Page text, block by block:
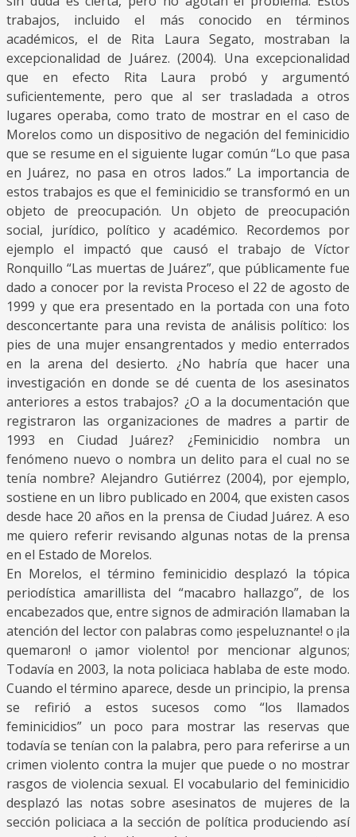
trabajos, incluido el más conocido en términos
académicos, el de Rita Laura Segato, mostraban la
excepcionalidad de Juárez. (2004). Una excepcionalidad
que en efecto Rita Laura probó y argumentó
suficientemente, pero que al ser trasladada a otros
lugares operaba, como trato de mostrar en el caso de
Morelos como un dispositivo de negación del feminicidio
que se resume en el siguiente lugar común “Lo que pasa
en Juárez, no pasa en otros lados.” La importancia de
estos trabajos es que el feminicidio se transformó en un
objeto de preocupación. Un objeto de preocupación
social, jurídico, político y académico. Recordemos por
ejemplo el impactó que causó el trabajo de Víctor
Ronquillo “Las muertas de Juárez”, que públicamente fue
dado a conocer por la revista Proceso el 22 de agosto de
1999 y que era presentado en la portada con una foto
desconcertante para una revista de análisis político: los
pies de una mujer ensangrentados y medio enterrados
en la arena del desierto. ¿No habría que hacer una
investigación en donde se dé cuenta de los asesinatos
anteriores a estos trabajos? ¿O a la documentación que
registraron las organizaciones de madres a partir de
1993 en Ciudad Juárez? ¿Feminicidio nombra un
fenómeno nuevo o nombra un delito para el cual no se
tenía nombre? Alejandro Gutiérrez (2004), por ejemplo,
sostiene en un libro publicado en 2004, que existen casos
desde hace 20 años en la prensa de Ciudad Juárez. A eso
me quiero referir revisando algunas notas de la prensa
en el Estado de Morelos.
En Morelos, el término feminicidio desplazó la tópica
periodística amarillista del “macabro hallazgo”, de los
encabezados que, entre signos de admiración llamaban la
atención del lector con palabras como ¡espeluznante! o ¡la
quemaron! o ¡amor violento! por mencionar algunos;
Todavía en 2003, la nota policiaca hablaba de este modo.
Cuando el término aparece, desde un principio, la prensa
se refirió a estos sucesos como “los llamados
feminicidios” un poco para mostrar las reservas que
todavía se tenían con la palabra, pero para referirse a un
crimen violento contra la mujer que puede o no mostrar
rasgos de violencia sexual. El vocabulario del feminicidio
desplazó las notas sobre asesinatos de mujeres de la
sección policiaca a la sección de política produciendo así